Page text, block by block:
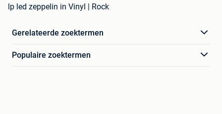
lp led zeppelin in Vinyl | Rock
Gerelateerde zoektermen
Populaire zoektermen